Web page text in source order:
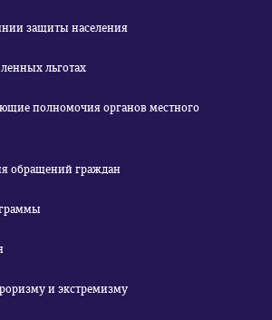
защиты населения
льготах
полномочия органов местного
обращений граждан
и экстремизму